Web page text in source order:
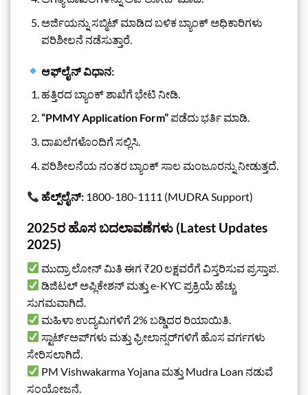
ಅರ್ಜಿಯನ್ನು ಸಬ್ಮಿಟ್ ಮಾಡಿದ ಬಳಿಕ ಬ್ಯಾಂಕ್ ಅಧಿಕಾರಿಗಳು
ಪರಿಶೀಲನೆ ನಡೆಸುತ್ತಾರೆ.
ಆಫ್‌ಲೈನ್ ವಿಧಾನ:
ಹತ್ತಿರದ ಬ್ಯಾಂಕ್ ಶಾಖೆಗೆ ಭೇಟಿ ನೀಡಿ.
“PMMY Application Form”ಪಡೆದು ಭರ್ತಿ ಮಾಡಿ.
ದಾಖಲೆಗಳೊಂದಿಗೆ ಸಲ್ಲಿಸಿ.
ಪರಿಶೀಲನೆಯ ನಂತರ ಬ್ಯಾಂಕ್ ಸಾಲ ಮಂಜೂರನ್ನು ನೀಡುತ್ತದೆ.
ಹೆಲ್ಪ್‌ಲೈನ್: 1800-180-1111 (MUDRA Support)
2025ರ ಹೊಸ ಬದಲಾವಣೆಗಳು (Latest Updates
2025)
ಮುದ್ರಾ ಲೋನ್ ಮಿತಿ ಈಗ ₹20 ಲಕ್ಷವರೆಗೆ ವಿಸ್ತರಿಸುವ ಪ್ರಸ್ತಾಪ.
ಡಿಜಿಟಲ್ ಅಪ್ಲಿಕೇಶನ್ ಮತ್ತು e-KYC ಪ್ರಕ್ರಿಯೆ ಹೆಚ್ಚು
ಸುಗಮವಾಗಿದೆ.
ಮಹಿಳಾ ಉದ್ಯಮಿಗಳಿಗೆ 2% ಬಡ್ಡಿದರ ರಿಯಾಯಿತಿ.
ಸ್ಟಾರ್ಟ್‌ಅಪ್‌ಗಳು ಮತ್ತು ಫ್ರೀಲಾನ್ಸರ್‌ಗಳಿಗೆ ಹೊಸ ವರ್ಗಗಳು
ಸೇರಿಸಲಾಗಿದೆ.
PM Vishwakarma Yojana ಮತ್ತು Mudra Loan ನಡುವೆ
ಸಂಯೋಜನೆ.